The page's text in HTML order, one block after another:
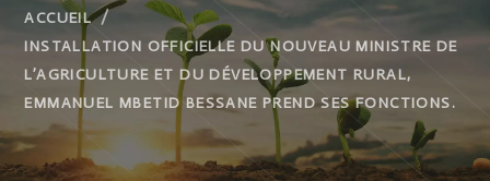
ACCUEIL
INSTALLATION OFFICIELLE DU NOUVEAU MINISTRE DE
L’AGRICULTURE ET DU DÉVELOPPEMENT RURAL,
EMMANUEL MBETID BESSANE PREND SES FONCTIONS.